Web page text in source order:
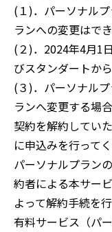
(１)．パーソナル
ランへの変更はでき
(２)．2024年4月1
びスタンダートか
(３)．パーソナル
ランへ変更する場
契約を解約してい
に申込みを行ってく
パーソナルプラン
約者による本サー
よって解約手続を
有料サービス（パ